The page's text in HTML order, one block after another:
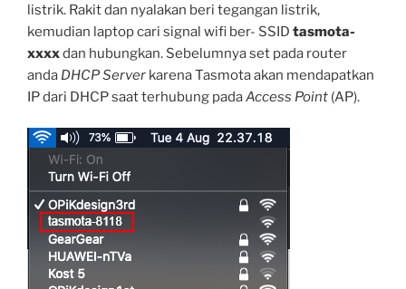
listrik. Rakit dan nyalakan beri tegangan listrik,
kemudian laptop cari signal wifi ber- SSID tasmota-
xxxxdan hubungkan. Sebelumnya set pada router
anda DHCP Server karena Tasmota akan mendapatkan
IP dari DHCP saat terhubung padaAccess Point (AP).